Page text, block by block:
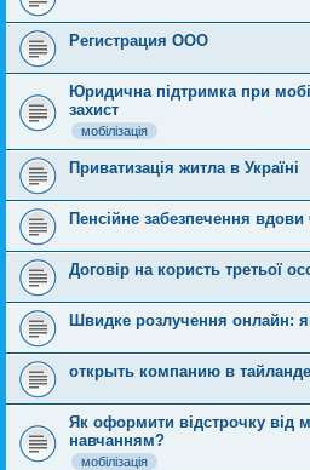
Регистрация ООО
Юридична підтримка при
захист
мобілізація
Приватизація житла в Україні
Пенсійне забезпечення вдови
Договір на користь третьої
Швидке розлучення онлайн:
открыть компанию в тайланде
Як оформити відстрочку від
навчанням?
мобілізація